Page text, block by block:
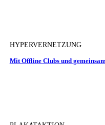
HYPERVERNETZUNG
Mit Offline Clubs und